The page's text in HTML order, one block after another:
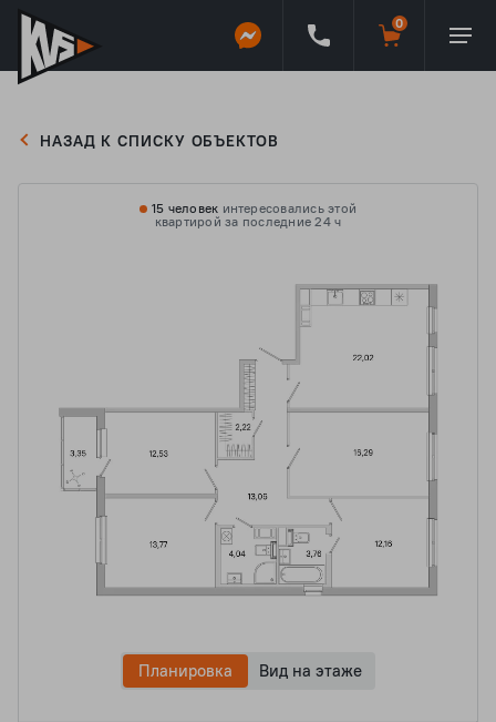
НАЗАД К СПИСКУ ОБЪЕКТОВ
15 человек интересовались этой
квартирой за последние 24 ч
Планировка Вид на этаже